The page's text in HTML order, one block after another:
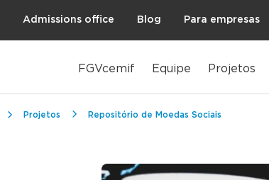
Admissions office Blog Para empresas
FGVcemif Equipe Projetos
Projetos Repositório de Moedas Sociais